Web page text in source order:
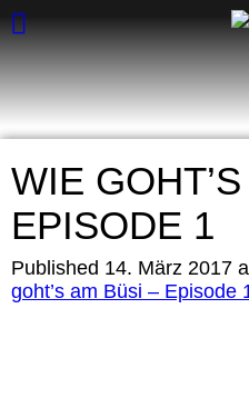
WIE
EPISODE 1
Published 14. März 2017
goht’s am Büsi – Episode